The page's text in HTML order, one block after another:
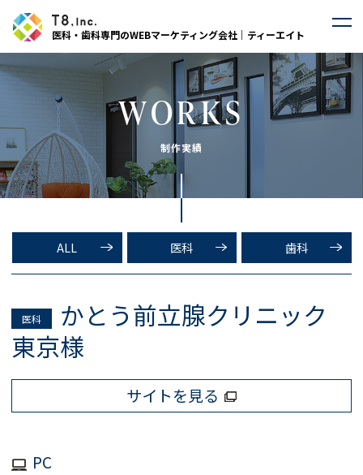
医科・歯科専門のWEBマーケティング会社｜ティーエイト
WORKS
制作実績
ALL 医科 歯科
医科
かとう前立腺クリニック
東京様
サイトを見る
PC